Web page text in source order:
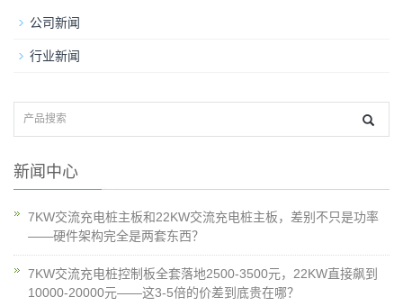
公司新闻
行业新闻
新闻中心
7KW交流充电桩主板和22KW交流充电桩主板，差别不只是功率
——硬件架构完全是两套东西？
7KW交流充电桩控制板全套落地2500-3500元，22KW直接飙到
10000-20000元——这3-5倍的价差到底贵在哪？